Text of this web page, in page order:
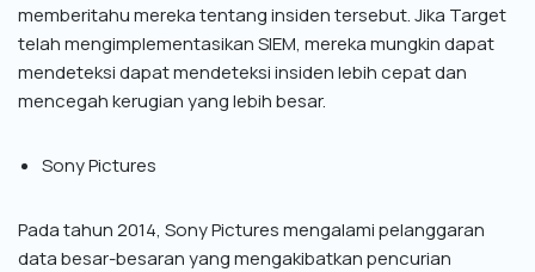
memberitahu mereka tentang insiden tersebut. Jika Target
telah mengimplementasikan SIEM, mereka mungkin dapat
mendeteksi dapat mendeteksi insiden lebih cepat dan
mencegah kerugian yang lebih besar.
Sony Pictures
Pada tahun 2014, Sony Pictures mengalami pelanggaran
data besar-besaran yang mengakibatkan pencurian